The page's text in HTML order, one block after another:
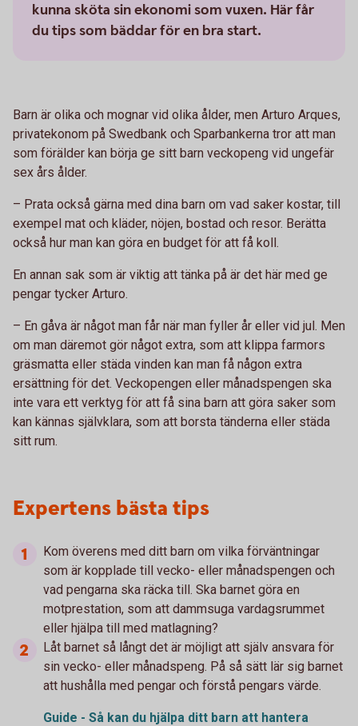
kunna sköta sin ekonomi som vuxen. Här får
du tips som bäddar för en bra start.
Barn är olika och mognar vid olika ålder, men Arturo Arques,
privatekonom på Swedbank och Sparbankerna tror att man
som förälder kan börja ge sitt barn veckopeng vid ungefär
sex års ålder.
– Prata också gärna med dina barn om vad saker kostar, till
exempel mat och kläder, nöjen, bostad och resor. Berätta
också hur man kan göra en budget för att få koll.
En annan sak som är viktig att tänka på är det här med ge
pengar tycker Arturo.
– En gåva är något man får när man fyller år eller vid jul. Men
om man däremot gör något extra, som att klippa farmors
gräsmatta eller städa vinden kan man få någon extra
ersättning för det. Veckopengen eller månadspengen ska
inte vara ett verktyg för att få sina barn att göra saker som
kan kännas självklara, som att borsta tänderna eller städa
sitt rum.
Expertens bästa tips
Kom överens med ditt barn om vilka förväntningar
som är kopplade till vecko- eller månadspengen och
vad pengarna ska räcka till. Ska barnet göra en
motprestation, som att dammsuga vardagsrummet
eller hjälpa till med matlagning?
Låt barnet så långt det är möjligt att själv ansvara för
sin vecko- eller månadspeng. På så sätt lär sig barnet
att hushålla med pengar och förstå pengars värde.
Guide - Så kan du hjälpa ditt barn att hantera